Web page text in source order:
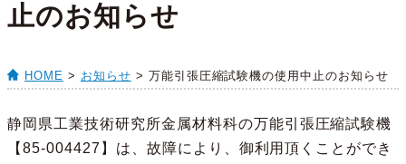
止のお知らせ
HOME > お知らせ > 万能引張圧縮試験機の使用中止のお知らせ
静岡県工業技術研究所金属材料科の万能引張圧縮試験機
【85-004427】は、故障により、御利用頂くことができ